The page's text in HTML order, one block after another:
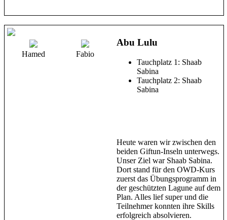
Hamed Fabio
Abu Lulu
Tauchplatz 1: Shaab
Sabina
Tauchplatz 2: Shaab
Sabina
Heute waren wir zwischen den
beiden Giftun-Inseln unterwegs.
Unser Ziel war Shaab Sabina.
Dort stand für den OWD-Kurs
zuerst das Übungsprogramm in
der geschützten Lagune auf dem
Plan. Alles lief super und die
Teilnehmer konnten ihre Skills
erfolgreich absolvieren.